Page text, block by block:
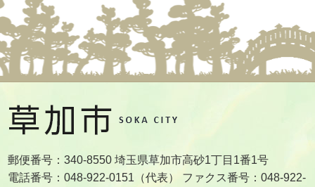
郵便番号：340-8550 埼玉県草加市高砂1丁目1番1号
電話番号：048-922-0151（代表） ファクス番号：048-922-